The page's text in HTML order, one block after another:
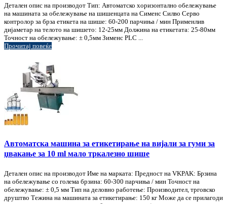
Детален опис на производот Тип: Автоматско хоризонтално обележување
на машината за обележување на шишенцата на Сименс Силво Серво
контролор за брза етикета на шише: 60-200 парчиња / мин Применлив
дијаметар на телото на шишето: 12-25мм Должина на етикетата: 25-80мм
Точност на обележување: ± 0,5мм Зименс PLC ...
Прочитај повеќе
Автоматска машина за етикетирање на вијали за гуми за
џвакање за 10 ml мало тркалезно шише
Детален опис на производот Име на марката: Предност на VKPAK: Брзина
на обележување со голема брзина: 60-300 парчиња / мин Точност на
обележување: ± 0,5 мм Тип на деловно работење: Производител, трговско
друштво Тежина на машината за етикетирање: 150 кг Може да се прилагоди